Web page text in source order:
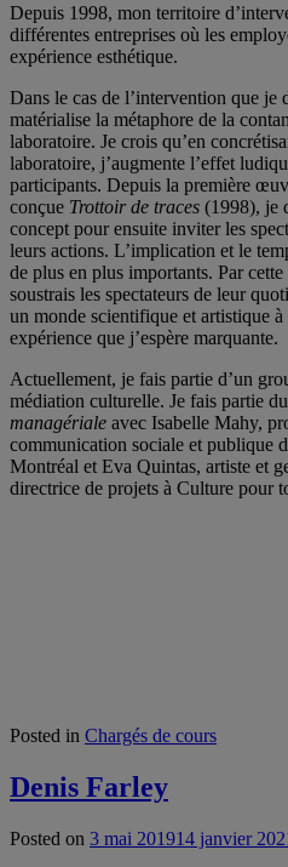
Depuis 1998, mon territoire
différentes entreprises où les
expérience esthétique.
Dans le cas de l’intervention que je
matérialise la métaphore de la
laboratoire. Je crois qu’en
laboratoire, j’augmente l’effet
participants. Depuis la première
conçue Trottoir de traces (1998), je
concept pour ensuite inviter les
leurs actions. L’implication et le
de plus en plus importants. Par
soustrais les spectateurs de leur
un monde scientifique et artistique
expérience que j’espère marquante.
Actuellement, je fais partie d’un
médiation culturelle. Je fais partie
managériale avec Isabelle Mahy,
communication sociale et publique
Montréal et Eva Quintas, artiste et
directrice de projets à Culture pour
Posted in Chargés de cours
Denis Farley
Posted on 3 mai 201914 janvier